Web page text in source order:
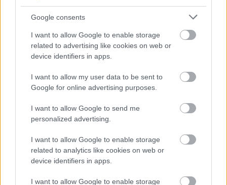
Google consents
I want to allow Google to enable storage
related to advertising like cookies on web or
device identifiers in apps.
I want to allow my user data to be sent to
Google for online advertising purposes.
I want to allow Google to send me
personalized advertising.
I want to allow Google to enable storage
related to analytics like cookies on web or
device identifiers in apps.
I want to allow Google to enable storage
A brit versenyző nem volt egyedül a korai
búcsúzók között, ugyanis Pierre Gasly, a Williams
színeiben induló Alexander Albon, valamint Nico
Hülkenberg ésFranco Colapinto
bejutni a második szakaszba. A mezőny tehát
ezúttal is szorosan alakult, Hamilton számára
pedig ismét nyilvánvalóvá vált, mennyire hullámzó
évet zárt a Ferrarinál.
EZEKET IS AJÁNLJUK